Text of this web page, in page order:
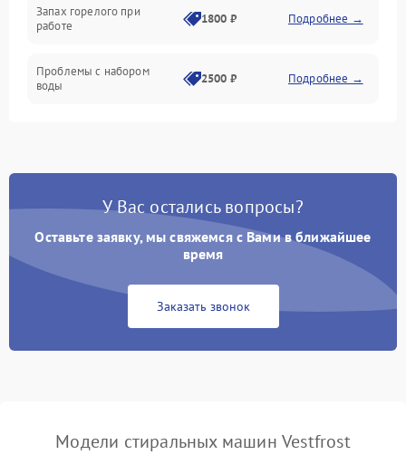
Запах горелого при
работе
1800 ₽ Подробнее →
Проблемы с набором
воды
2500 ₽ Подробнее →
Замена платы управления 2200 ₽ Подробнее →
У Вас остались вопросы?
Оставьте заявку, мы свяжемся с Вами в ближайшее
время
Заказать звонок
Модели стиральных машин Vestfrost